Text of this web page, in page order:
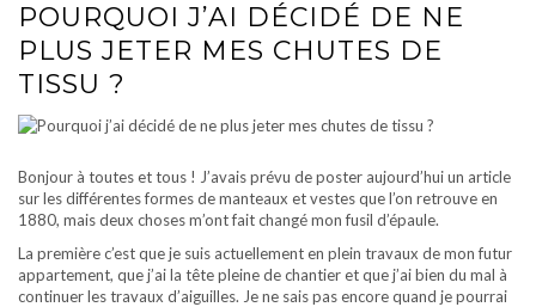
POURQUOI J’AI DÉCIDÉ DE NE
PLUS JETER MES CHUTES DE
TISSU ?
Bonjour à toutes et tous ! J’avais prévu de poster aujourd’hui un article
sur les différentes formes de manteaux et vestes que l’on retrouve en
1880, mais deux choses m’ont fait changé mon fusil d’épaule.
La première c’est que je suis actuellement en plein travaux de mon futur
appartement, que j’ai la tête pleine de chantier et que j’ai bien du mal à
continuer les travaux d’aiguilles. Je ne sais pas encore quand je pourrai